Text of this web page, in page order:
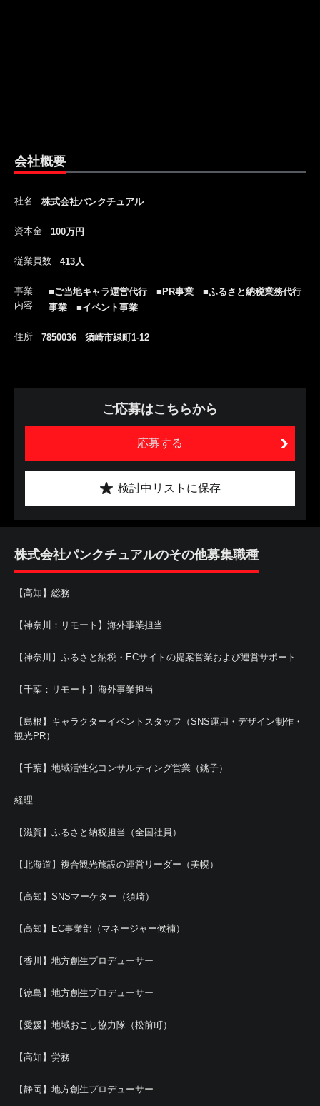
会社概要
社名 株式会社パンクチュアル
資本金 100万円
従業員数 413人
事業
内容
■ご当地キャラ運営代行 ■PR事業 ■ふるさと納税業務代行
事業 ■イベント事業
住所 7850036 須崎市緑町1-12
ご応募はこちらから
応募する
検討中リストに保存
株式会社パンクチュアルのその他募集職種
【高知】総務
【神奈川：リモート】海外事業担当
【神奈川】ふるさと納税・ECサイトの提案営業および運営サポート
【千葉：リモート】海外事業担当
【島根】キャラクターイベントスタッフ（SNS運用・デザイン制作・
観光PR）
【千葉】地域活性化コンサルティング営業（銚子）
経理
【滋賀】ふるさと納税担当（全国社員）
【北海道】複合観光施設の運営リーダー（美幌）
【高知】SNSマーケター（須崎）
【高知】EC事業部（マネージャー候補）
【香川】地方創生プロデューサー
【徳島】地方創生プロデューサー
【愛媛】地域おこし協力隊（松前町）
【高知】労務
【静岡】地方創生プロデューサー